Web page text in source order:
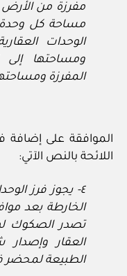
مفرزة من الأرض
مساحة كل وحدة
الوحدات
ومساحتها إلى
المفرزة
الموافقة على إضافة
اللائحة بالنص الآتي:
٤- يجوز فرز
الخارطة بعد
تصدر الصكوك
العقار
الطبيعة لمحضر